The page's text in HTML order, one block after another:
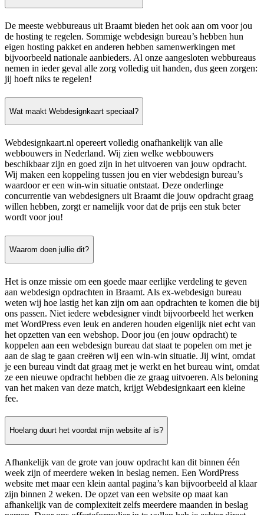
De meeste webbureaus uit Braamt bieden het ook aan om voor jou
de hosting te regelen. Sommige webdesign bureau’s hebben hun
eigen hosting pakket en anderen hebben samenwerkingen met
bijvoorbeeld nationale aanbieders. Al onze aangesloten webbureaus
nemen in ieder geval alle zorg volledig uit handen, dus geen zorgen:
jij hoeft niks te regelen!
Wat maakt Webdesignkaart speciaal?
Webdesignkaart.nl opereert volledig onafhankelijk van alle
webbouwers in Nederland. Wij zien welke webbouwers
beschikbaar zijn en goed zijn in het uitvoeren van jouw opdracht.
Wij maken een koppeling tussen jou en vier webdesign bureau’s
waardoor er een win-win situatie ontstaat. Deze onderlinge
concurrentie van webdesigners uit Braamt die jouw opdracht graag
willen hebben, zorgt er namelijk voor dat de prijs een stuk beter
wordt voor jou!
Waarom doen jullie dit?
Het is onze missie om een goede maar eerlijke verdeling te geven
aan webdesign opdrachten in Braamt. Als ex-webdesign bureau
weten wij hoe lastig het kan zijn om aan opdrachten te komen die bij
ons passen. Niet iedere webdesigner vindt bijvoorbeeld het werken
met WordPress even leuk en anderen houden eigenlijk niet echt van
het opzetten van een webshop. Door jou (en jouw opdracht) te
koppelen aan een webdesign bureau dat staat te popelen om met je
aan de slag te gaan creëren wij een win-win situatie. Jij wint, omdat
je een bureau vindt dat graag met je werkt en het bureau wint, omdat
ze een nieuwe opdracht hebben die ze graag uitvoeren. Als beloning
van het maken van deze match, krijgt Webdesignkaart een kleine
fee.
Hoelang duurt het voordat mijn website af is?
Afhankelijk van de grote van jouw opdracht kan dit binnen één
week zijn of meerdere weken in beslag nemen. Een WordPress
website met maar een klein aantal pagina’s kan bijvoorbeeld al klaar
zijn binnen 2 weken. De opzet van een website op maat kan
afhankelijk van de complexiteit zelfs meerdere maanden in beslag